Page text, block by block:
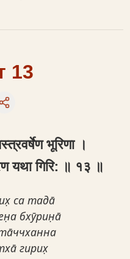
13
भूरिणा ।
यथा गिरि: ॥ १३ ॥
са тада̄
бхӯрин̣а̄
гирих̣